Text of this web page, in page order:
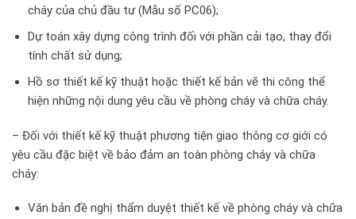
cháy của chủ đầu tư (Mẫu số PC06);
Dự toán xây dựng công trình đối với phần cải tạo, thay đổi
tính chất sử dụng;
Hồ sơ thiết kế kỹ thuật hoặc thiết kế bản vẽ thi công thể
hiện những nội dung yêu cầu về phòng cháy và chữa cháy.
– Đối với thiết kế kỹ thuật phương tiện giao thông cơ giới có
yêu cầu đặc biệt về bảo đảm an toàn phòng cháy và chữa
cháy:
Văn bản đề nghị thẩm duyệt thiết kế về phòng cháy và chữa